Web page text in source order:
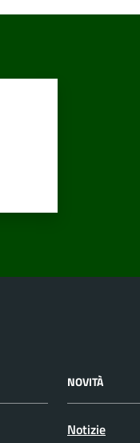
NOVITÀ
Notizie